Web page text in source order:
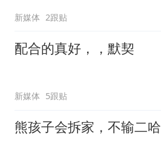
新媒体 2跟贴
配合的真好，，默契
新媒体 5跟贴
熊孩子会拆家，不输二哈